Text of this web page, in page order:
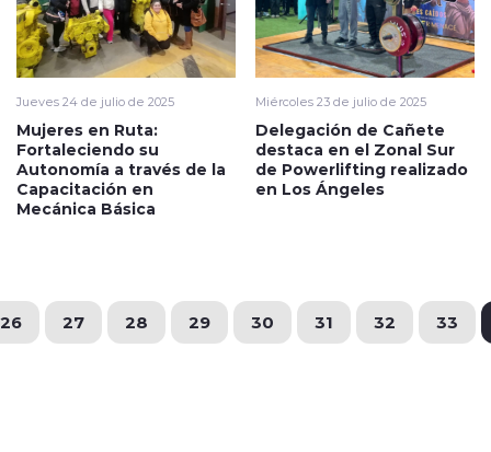
Jueves 24 de julio de 2025
Mujeres en Ruta:
Fortaleciendo su
Autonomía a través de la
Capacitación en
Mecánica Básica
Miércoles 23 de julio de 2025
Delegación de Cañete
destaca en el Zonal Sur
de Powerlifting realizado
en Los Ángeles
26 27 28 29 30 31 32 33